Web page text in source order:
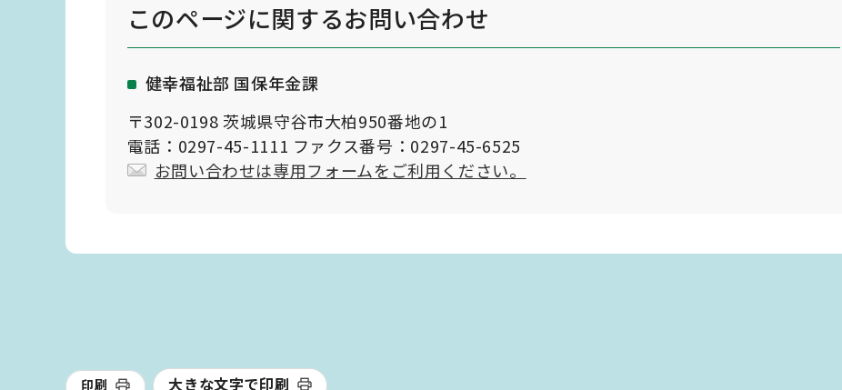
このページに関するお問い合わせ
健幸福祉部 国保年金課
〒302-0198 茨城県守谷市大柏950番地の1
電話：0297-45-1111 ファクス番号：0297-45-6525
お問い合わせは専用フォームをご利用ください。
印刷 大きな文字で印刷